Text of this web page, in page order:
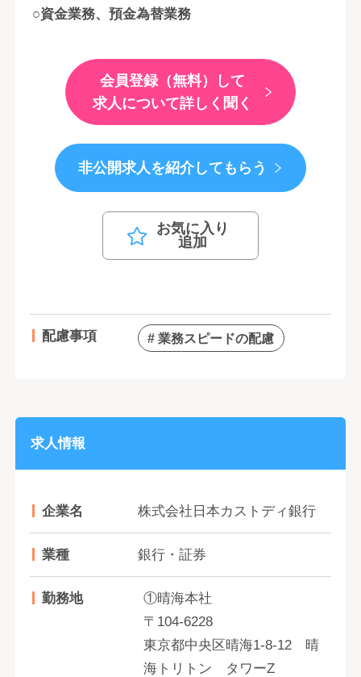
○資金業務、預金為替業務
会員登録（無料）して
求人について詳しく聞く
非公開求人を紹介してもらう
お気に入り
追加
配慮事項 # 業務スピードの配慮
求人情報
企業名 株式会社日本カストディ銀行
業種 銀行・証券
勤務地
①晴海本社
〒104-6228
東京都中央区晴海1-8-12 晴
海トリトン タワーZ